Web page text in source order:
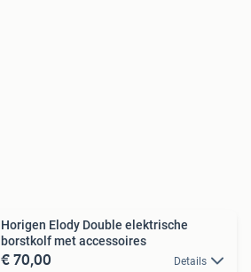
Horigen Elody Double elektrische
borstkolf met accessoires
€ 70,00 Details